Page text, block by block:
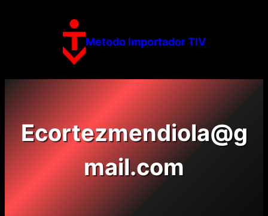
Metodo Importador TIV
Ecortezmendiola@g
mail.com